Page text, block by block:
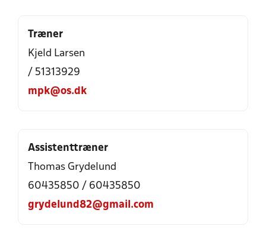
Træner
Kjeld Larsen
/ 51313929
mpk@os.dk
Assistenttræner
Thomas Grydelund
60435850 / 60435850
grydelund82@gmail.com